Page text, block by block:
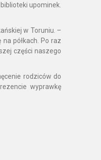
upominek.
w Toruniu. –
półkach. Po raz
części naszego
rodziców do
wyprawkę